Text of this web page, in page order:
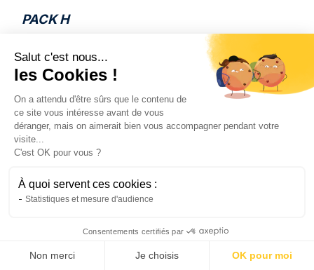
PACK H
Le DS-PACK H contient tous les composants
essentiels. Chaque pièce permet une
installation solaire performante. L’équipement
aide les professionnels dans leur travail. Il
s’adapte facilement à différents chauffe-eaux.
Chaque élément optimise le fonctionnement du
solaire.
Salut c'est nous...
les Cookies !
On a attendu d'être sûrs que le contenu de
ce site vous intéresse avant de vous
déranger, mais on aimerait bien vous accompagner pendant votre
visite...
C'est OK pour vous ?
À quoi servent ces cookies :
Statistiques et mesure d'audience
Consentements certifiés par
Non merci Je choisis OK pour moi